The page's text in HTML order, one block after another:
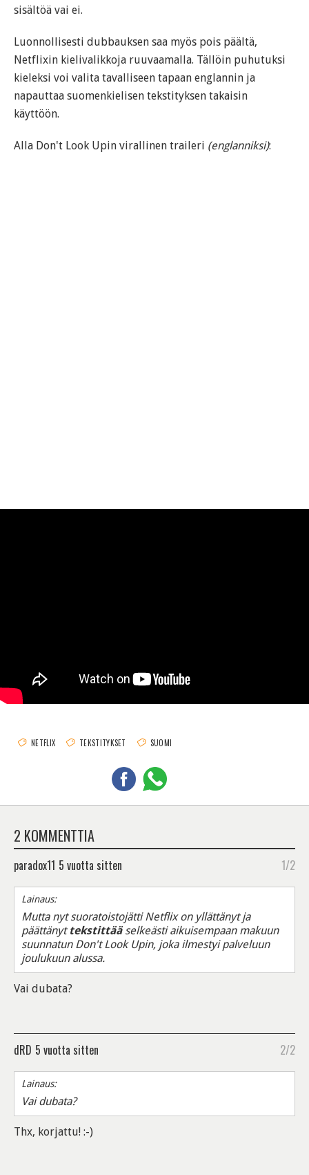
sisältöä vai ei.
Luonnollisesti dubbauksen saa myös pois päältä,
Netflixin kielivalikkoja ruuvaamalla. Tällöin puhutuksi
kieleksi voi valita tavalliseen tapaan englannin ja
napauttaa suomenkielisen tekstityksen takaisin
käyttöön.
Alla Don't Look Upin virallinen traileri (englanniksi):
NETFLIX TEKSTITYKSET SUOMI
2 KOMMENTTIA
paradox11 5 vuotta sitten 1/2
Lainaus:
Mutta nyt suoratoistojätti Netflix on yllättänyt ja
päättänyt tekstittääselkeästi aikuisempaan makuun
suunnatun Don't Look Upin, joka ilmestyi palveluun
joulukuun alussa.
Vai dubata?
dRD 5 vuotta sitten 2/2
Lainaus:
Vai dubata?
Thx, korjattu! :-)